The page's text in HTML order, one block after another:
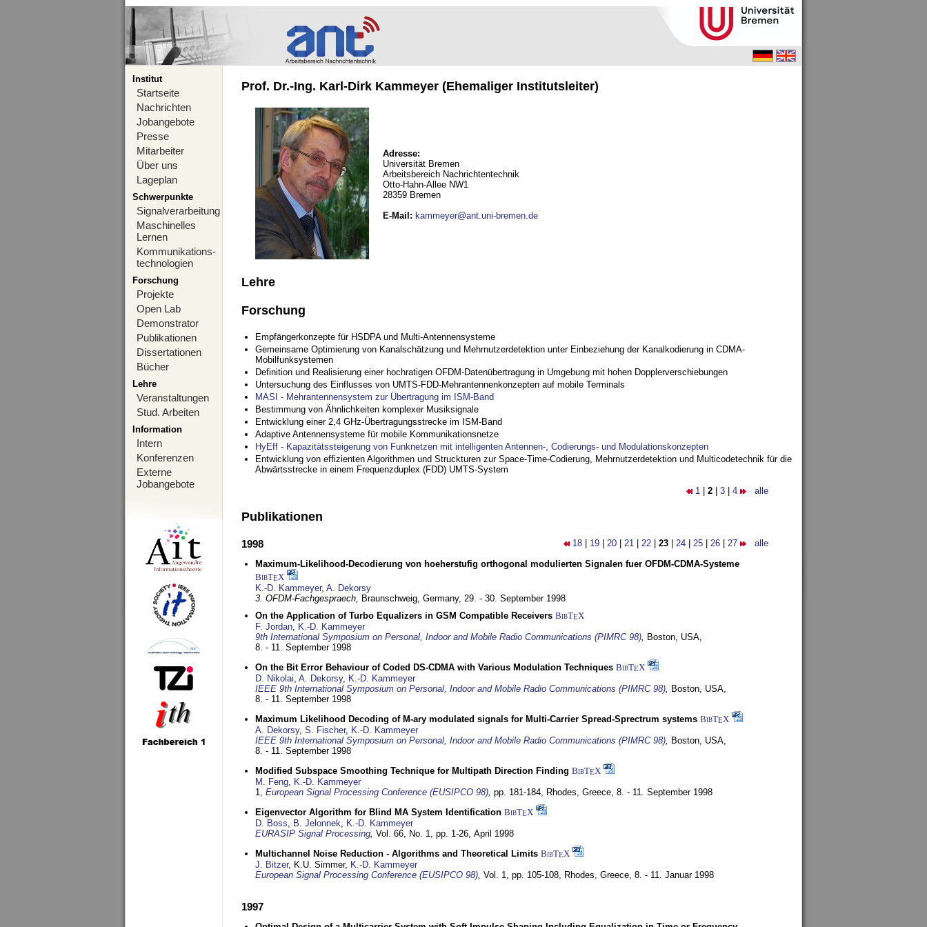
Institut
Startseite
Nachrichten
Jobangebote
Presse
Mitarbeiter
Über uns
Lageplan
Schwerpunkte
Signalverarbeitung
Maschinelles
Lernen
Kommunikations-
technologien
Forschung
Projekte
Open Lab
Demonstrator
Publikationen
Dissertationen
Bücher
Lehre
Veranstaltungen
Stud. Arbeiten
Information
Intern
Konferenzen
Externe
Jobangebote
Prof. Dr.-Ing. Karl-Dirk Kammeyer (Ehemaliger Institutsleiter)
Adresse:
Universität Bremen
Arbeitsbereich Nachrichtentechnik
Otto-Hahn-Allee NW1
28359 Bremen
E-Mail : kammeyer@ant.uni-bremen.de
Lehre
Forschung
Empfängerkonzepte für HSDPA und Multi-Antennensysteme
Gemeinsame Optimierung von Kanalschätzung und Mehrnutzerdetektion unter Einbeziehung der Kanalkodierung in CDMA-
Mobilfunksystemen
Definition und Realisierung einer hochratigen OFDM-Datenübertragung in Umgebung mit hohen Dopplerverschiebungen
Untersuchung des Einflusses von UMTS-FDD-Mehrantennenkonzepten auf mobile Terminals
MASI - Mehrantennensystem zur Übertragung im ISM-Band
Bestimmung von Ähnlichkeiten komplexer Musiksignale
Entwicklung einer 2,4 GHz-Übertragungsstrecke im ISM-Band
Adaptive Antennensysteme für mobile Kommunikationsnetze
HyEff - Kapazitätssteigerung von Funknetzen mit intelligenten Antennen-, Codierungs- und Modulationskonzepten
Entwicklung von effizienten Algorithmen und Struckturen zur Space-Time-Codierung, Mehrnutzerdetektion und Multicodetechnik für die
Abwärtsstrecke in einem Frequenzduplex (FDD) UMTS-System
1 2 3 4 alle
Publikationen
18 19 20 21 22 23 24 25 26 27 alle
1998
Maximum-Likelihood-Decodierung von hoeherstufig orthogonal modulierten Signalen fuer OFDM-CDMA-Systeme
BibTEX
K.-D. Kammeyer, A. Dekorsy
3. OFDM-Fachgespraech, Braunschweig, Germany, 29. - 30. September 1998
On the Application of Turbo Equalizers in GSM Compatible Receivers BibTEX
F. Jordan, K.-D. Kammeyer
9th International Symposium on Personal, Indoor and Mobile Radio Communications (PIMRC 98), Boston, USA,
8. - 11. September 1998
On the Bit Error Behaviour of Coded DS-CDMA with Various Modulation Techniques BibTEX
D. Nikolai, A. Dekorsy, K.-D. Kammeyer
IEEE 9th International Symposium on Personal, Indoor and Mobile Radio Communications (PIMRC 98), Boston, USA,
8. - 11. September 1998
Maximum Likelihood Decoding of M-ary modulated signals for Multi-Carrier Spread-Sprectrum systems BibTEX
A. Dekorsy, S. Fischer, K.-D. Kammeyer
IEEE 9th International Symposium on Personal, Indoor and Mobile Radio Communications (PIMRC 98), Boston, USA,
8. - 11. September 1998
Modified Subspace Smoothing Technique for Multipath Direction Finding BibTEX
M. Feng, K.-D. Kammeyer
1, European Signal Processing Conference (EUSIPCO 98), pp. 181-184, Rhodes, Greece, 8. - 11. September 1998
Eigenvector Algorithm for Blind MA System Identification BibTEX
D. Boss, B. Jelonnek, K.-D. Kammeyer
EURASIP Signal Processing, Vol. 66, No. 1, pp. 1-26, April 1998
Multichannel Noise Reduction - Algorithms and Theoretical Limits BibTEX
J. Bitzer, K.U. Simmer, K.-D. Kammeyer
European Signal Processing Conference (EUSIPCO 98), Vol. 1, pp. 105-108, Rhodes, Greece, 8. - 11. Januar 1998
1997